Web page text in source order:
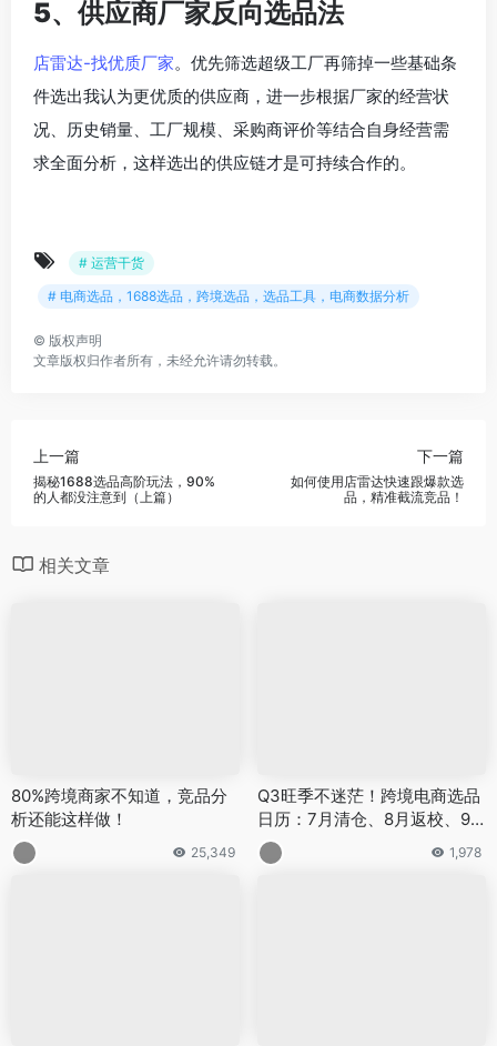
5、供应商厂家反向选品法
店雷达-找优质厂家。优先筛选超级工厂再筛掉一些基础条
件选出我认为更优质的供应商，进一步根据厂家的经营状
况、历史销量、工厂规模、采购商评价等结合自身经营需
求全面分析，这样选出的供应链才是可持续合作的。
# 运营干货
# 电商选品，1688选品，跨境选品，选品工具，电商数据分析
© 版权声明
文章版权归作者所有，未经允许请勿转载。
上一篇
揭秘1688选品高阶玩法，90%
的人都没注意到（上篇）
下一篇
如何使用店雷达快速跟爆款选
品，精准截流竞品！
相关文章
80%跨境商家不知道，竞品分
析还能这样做！
25,349
Q3旺季不迷茫！跨境电商选品
日历：7月清仓、8月返校、9
月万圣
1,978